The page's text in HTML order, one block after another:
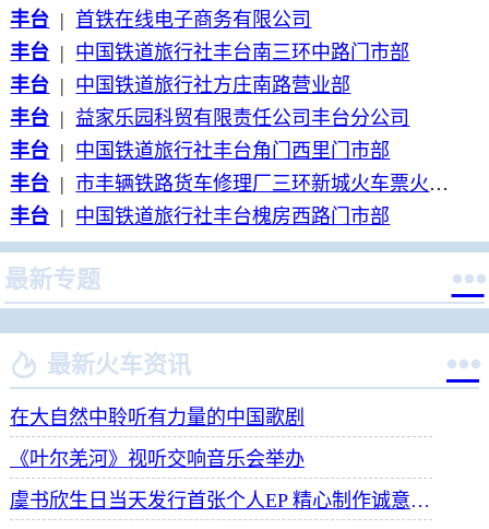
丰台 | 首铁在线电子商务有限公司
丰台 | 中国铁道旅行社丰台南三环中路门市部
丰台 | 中国铁道旅行社方庄南路营业部
丰台 | 益家乐园科贸有限责任公司丰台分公司
丰台 | 中国铁道旅行社丰台角门西里门市部
丰台 | 市丰辆铁路货车修理厂三环新城火车票火车票代售点
丰台 | 中国铁道旅行社丰台槐房西路门市部
最新专题 
 最新火车资讯 
在大自然中聆听有力量的中国歌剧
《叶尔羌河》视听交响音乐会举办
虞书欣生日当天发行首张个人EP 精心制作诚意满满